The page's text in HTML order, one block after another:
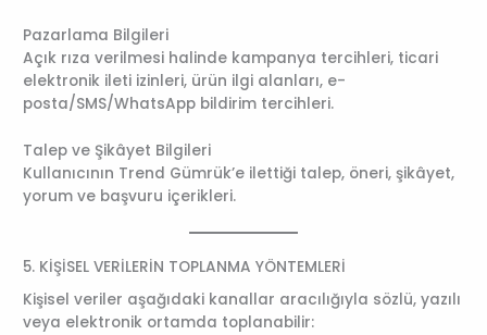
Pazarlama Bilgileri
Açık rıza verilmesi halinde kampanya tercihleri, ticari
elektronik ileti izinleri, ürün ilgi alanları, e-
posta/SMS/WhatsApp bildirim tercihleri.
Talep ve Şikâyet Bilgileri
Kullanıcının Trend Gümrük’e ilettiği talep, öneri, şikâyet,
yorum ve başvuru içerikleri.
5. KİŞİSEL VERİLERİN TOPLANMA YÖNTEMLERİ
Kişisel veriler aşağıdaki kanallar aracılığıyla sözlü, yazılı
veya elektronik ortamda toplanabilir: